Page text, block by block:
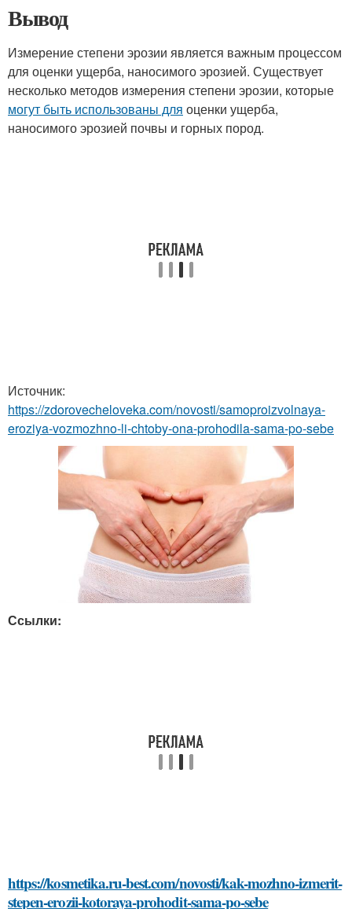
Вывод
Измерение степени эрозии является важным процессом
для оценки ущерба, наносимого эрозией. Существует
несколько методов измерения степени эрозии, которые
могут быть использованы для оценки ущерба,
наносимого эрозией почвы и горных пород.
Источник:
https://zdorovecheloveka.com/novosti/samoproizvolnaya-
eroziya-vozmozhno-li-chtoby-ona-prohodila-sama-po-sebe
Ссылки:
https://kosmetika.ru-best.com/novosti/kak-mozhno-izmerit-
stepen-erozii-kotoraya-prohodit-sama-po-sebe